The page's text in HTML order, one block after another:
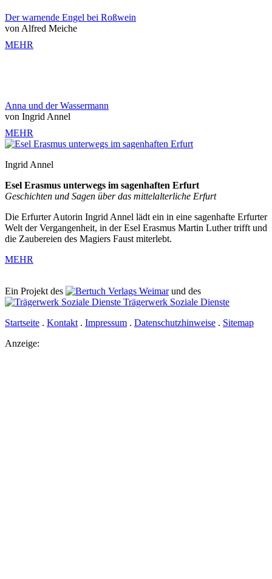
Der warnende Engel bei Roßwein
von Alfred Meiche
MEHR
Anna und der Wassermann
von Ingrid Annel
MEHR
Ingrid Annel
Esel Erasmus unterwegs im sagenhaften Erfurt
Geschichten und Sagen über das mittelalterliche Erfurt
Die Erfurter Autorin Ingrid Annel lädt ein in eine sagenhafte Erfurter
Welt der Vergangenheit, in der Esel Erasmus Martin Luther trifft und
die Zaubereien des Magiers Faust miterlebt.
MEHR
Ein Projekt des Verlags Weimarund des
Trägerwerk Soziale Dienste
Startseite . Kontakt . Impressum . Datenschutzhinweise . Sitemap
Anzeige: